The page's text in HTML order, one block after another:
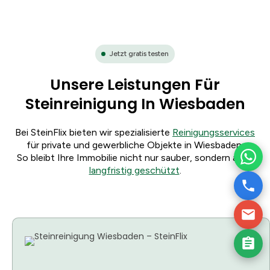
Jetzt gratis testen
Unsere Leistungen Für
Steinreinigung In Wiesbaden
Bei SteinFlix bieten wir spezialisierte Reinigungsservices
für private und gewerbliche Objekte in Wiesbaden.
So bleibt Ihre Immobilie nicht nur sauber, sondern auch
langfristig geschützt.